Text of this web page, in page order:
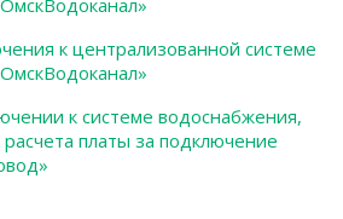
к централизованной системе
к системе водоснабжения,
расчета платы за подключение